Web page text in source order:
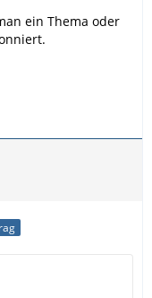
ein Thema oder